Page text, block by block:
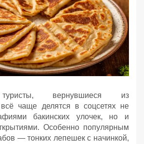
туристы, вернувшиеся из
чаще делятся в соцсетях не
бакинских улочек, но и
Особенно популярным
— тонких лепешек с начинкой,